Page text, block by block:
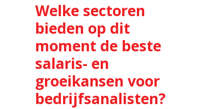
Welke sectoren
bieden op dit
moment de beste
salaris- en
groeikansen voor
bedrijfsanalisten?